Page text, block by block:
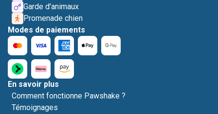
Garde d'animaux
Promenade chien
Modes de paiements
En savoir plus
Comment fonctionne Pawshake ?
Témoignages